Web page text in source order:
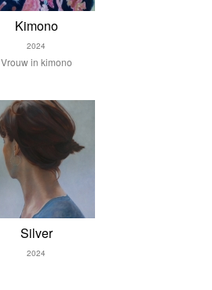
Kimono
2024
Vrouw in kimono
Silver
2024